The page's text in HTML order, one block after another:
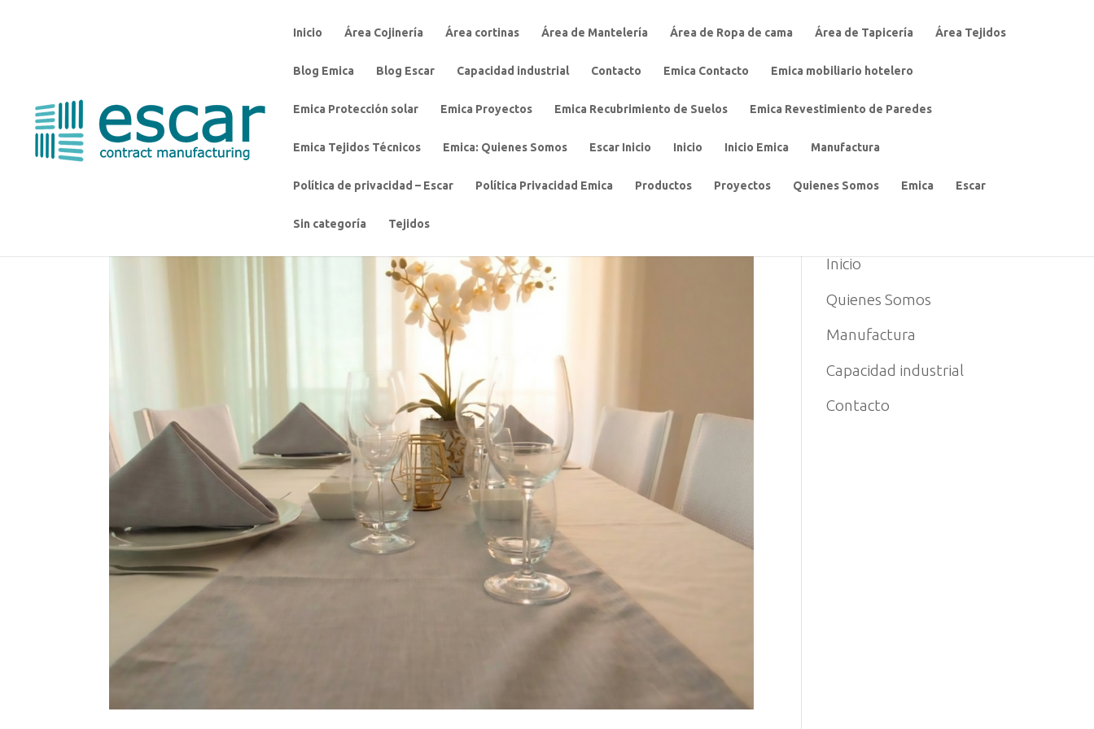
Inicio Área Cojinería Área cortinas Área de Mantelería Área de Ropa de cama Área de Tapicería Área Tejidos
Blog Emica Blog Escar Capacidad industrial Contacto Emica Contacto Emica mobiliario hotelero
Emica Protección solar Emica Proyectos Emica Recubrimiento de Suelos Emica Revestimiento de Paredes
Emica Tejidos Técnicos Emica: Quienes Somos Escar Inicio Inicio Inicio Emica Manufactura
Política de privacidad – Escar Política Privacidad Emica Productos Proyectos Quienes Somos Emica Escar
Sin categoría Tejidos
Inicio
Quienes Somos
Manufactura
Capacidad industrial
Contacto